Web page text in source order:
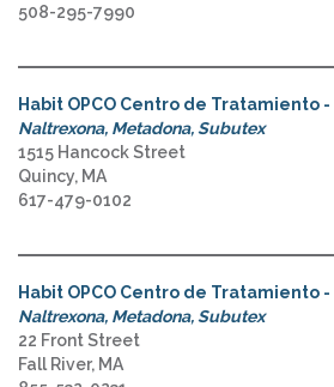
508-295-7990
Habit OPCO Centro de Tratamiento -
Naltrexona, Metadona, Subutex
1515 Hancock Street
Quincy, MA
617-479-0102
Habit OPCO Centro de Tratamiento -
Naltrexona, Metadona, Subutex
22 Front Street
Fall River, MA